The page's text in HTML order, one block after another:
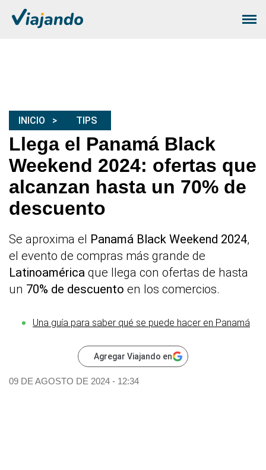
INICIO TIPS
Llega el Panamá Black
Weekend 2024: ofertas que
alcanzan hasta un 70% de
descuento
Se aproxima el Panamá Black Weekend 2024,
el evento de compras más grande de
Latinoamérica que llega con ofertas de hasta
un 70% de descuento en los comercios.
Una guía para saber qué se puede hacer en Panamá
Agregar Viajando en
09 DE AGOSTO DE 2024 - 12:34